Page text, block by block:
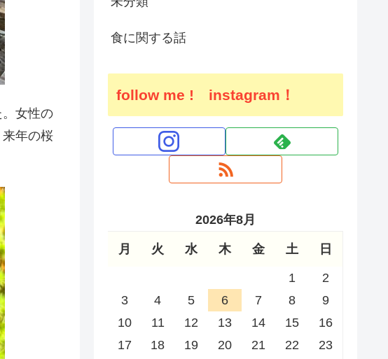
女性の
年の桜
食に関する話
follow me ! instagram！
2026年8月
月 火 水 木 金 土 日
1
2
3
4 5 6 7 8
9
10
11 12 13 14 15
16
17
18 19 20 21 22 23